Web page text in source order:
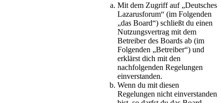
Mit dem Zugriff auf „Deutsches
Lazarusforum“ (im Folgenden
„das Board“) schließt du einen
Nutzungsvertrag mit dem
Betreiber des Boards ab (im
Folgenden „Betreiber“) und
erklärst dich mit den
nachfolgenden Regelungen
einverstanden.
Wenn du mit diesen
Regelungen nicht einverstanden